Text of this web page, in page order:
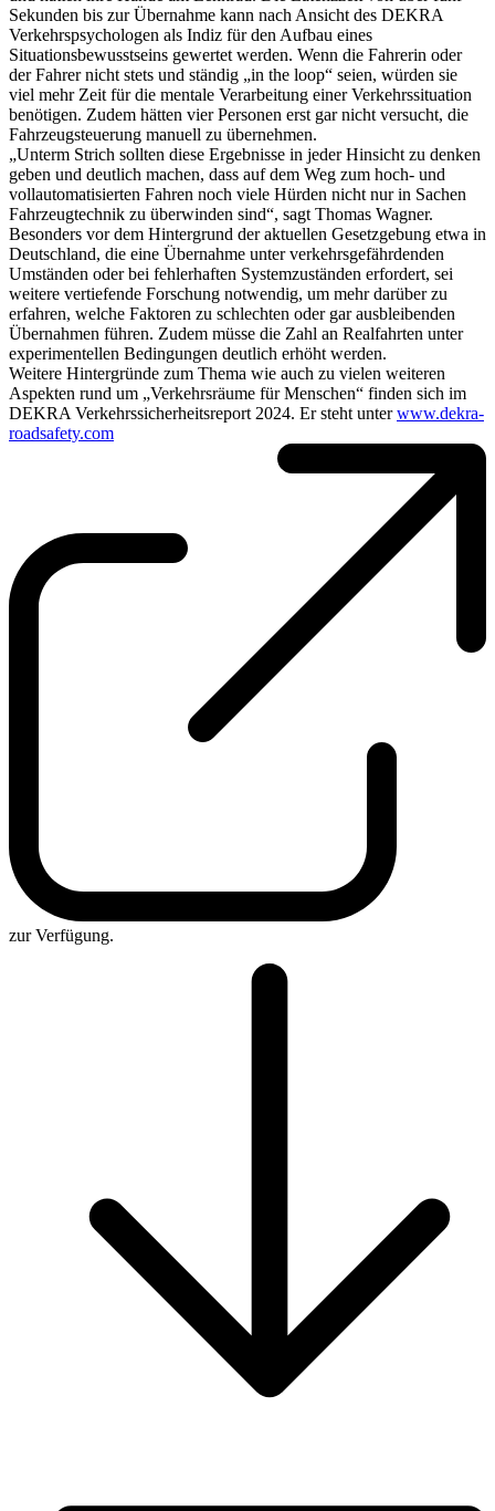
Sekunden bis zur Übernahme kann nach Ansicht des DEKRA
Verkehrspsychologen als Indiz für den Aufbau eines
Situationsbewusstseins gewertet werden. Wenn die Fahrerin oder
der Fahrer nicht stets und ständig „in the loop“ seien, würden sie
viel mehr Zeit für die mentale Verarbeitung einer Verkehrssituation
benötigen. Zudem hätten vier Personen erst gar nicht versucht, die
Fahrzeugsteuerung manuell zu übernehmen.
„Unterm Strich sollten diese Ergebnisse in jeder Hinsicht zu denken
geben und deutlich machen, dass auf dem Weg zum hoch- und
vollautomatisierten Fahren noch viele Hürden nicht nur in Sachen
Fahrzeugtechnik zu überwinden sind“, sagt Thomas Wagner.
Besonders vor dem Hintergrund der aktuellen Gesetzgebung etwa in
Deutschland, die eine Übernahme unter verkehrsgefährdenden
Umständen oder bei fehlerhaften Systemzuständen erfordert, sei
weitere vertiefende Forschung notwendig, um mehr darüber zu
erfahren, welche Faktoren zu schlechten oder gar ausbleibenden
Übernahmen führen. Zudem müsse die Zahl an Realfahrten unter
experimentellen Bedingungen deutlich erhöht werden.
Weitere Hintergründe zum Thema wie auch zu vielen weiteren
Aspekten rund um „Verkehrsräume für Menschen“ finden sich im
DEKRA Verkehrssicherheitsreport 2024. Er steht unterwww.dekra-
roadsafety.com
zur Verfügung.